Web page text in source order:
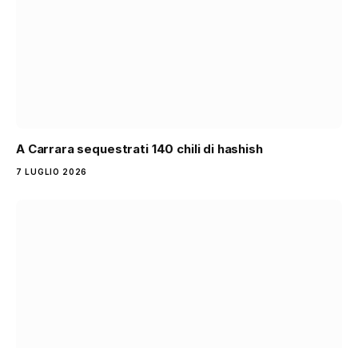
A Carrara sequestrati 140 chili di hashish
7 LUGLIO 2026